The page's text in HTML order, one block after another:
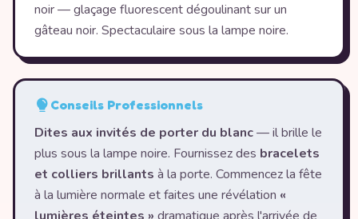
noir — glaçage fluorescent dégoulinant sur un
gâteau noir. Spectaculaire sous la lampe noire.
Conseils Professionnels
Dites aux invités de porter du blanc— il brille le
plus sous la lampe noire. Fournissez des bracelets
et colliers brillants à la porte. Commencez la fête
à la lumière normale et faites une révélation «